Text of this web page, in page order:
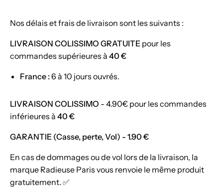
Nos délais et frais de livraison sont les suivants :
LIVRAISON COLISSIMO GRATUITE pour les
commandes supérieures à 40 €
France :6 à 10 jours ouvrés.
LIVRAISON COLISSIMO - 4.90€ pour les commandes
inférieures à 40 €
GARANTIE (Casse, perte, Vol) - 1.90 €
En cas de dommages ou de vol lors de la livraison, la
marque Radieuse Paris vous renvoie le même produit
gratuitement. ✅